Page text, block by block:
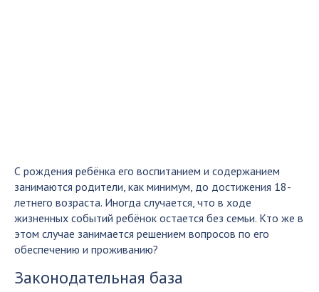
С рождения ребёнка его воспитанием и содержанием
занимаются родители, как минимум, до достижения 18-
летнего возраста. Иногда случается, что в ходе
жизненных событий ребёнок остается без семьи. Кто же в
этом случае занимается решением вопросов по его
обеспечению и проживанию?
Законодательная база